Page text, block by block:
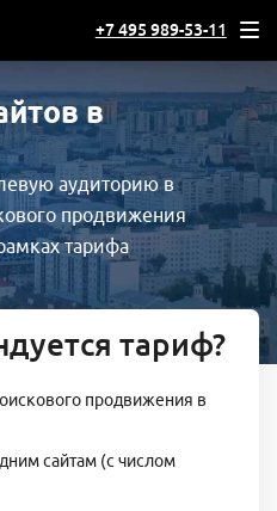
+7 495 989-53-11
в
аудиторию в
продвижения
тарифа
тариф?
продвижения в
сайтам (с числом